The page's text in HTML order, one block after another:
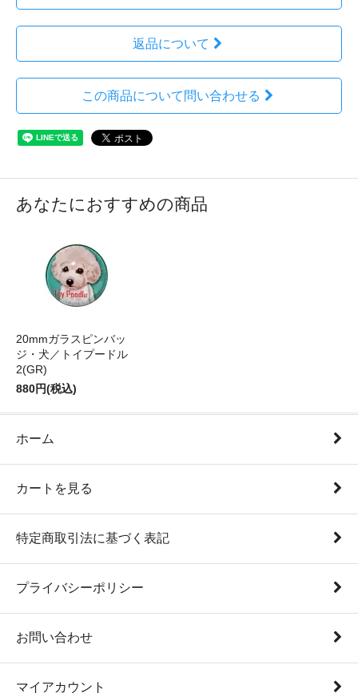
返品について
この商品について問い合わせる
あなたにおすすめの商品
20mmガラスピンバッ
ジ・犬／トイプードル
2(GR)
880円(税込)
ホーム
カートを見る
特定商取引法に基づく表記
プライバシーポリシー
お問い合わせ
マイアカウント